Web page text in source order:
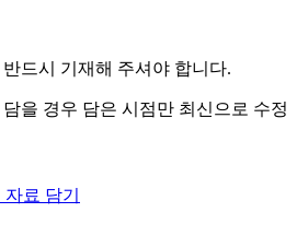
드시 기재해 주셔야 합니다.
을 경우 담은 시점만 최신으로 수정
료 담기